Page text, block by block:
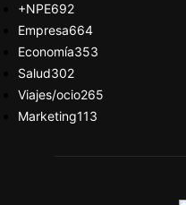
+NPE692
Empresa664
Economía353
Salud302
Viajes/ocio265
Marketing113